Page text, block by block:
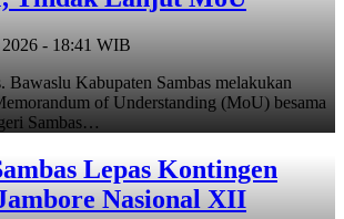
- 18:41 WIB
Bawaslu Kabupaten Sambas melakukan
of Understanding (MoU) besama
Sambas…
Lepas Kontingen
Nasional XII